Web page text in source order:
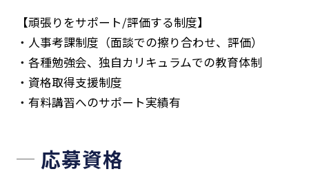
【頑張りをサポート/評価する制度】
・人事考課制度（面談での擦り合わせ、評価）
・各種勉強会、独自カリキュラムでの教育体制
・資格取得支援制度
・有料講習へのサポート実績有
応募資格